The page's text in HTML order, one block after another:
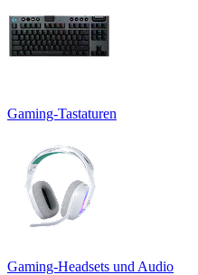
Gaming-Tastaturen
Gaming-Headsets und Audio